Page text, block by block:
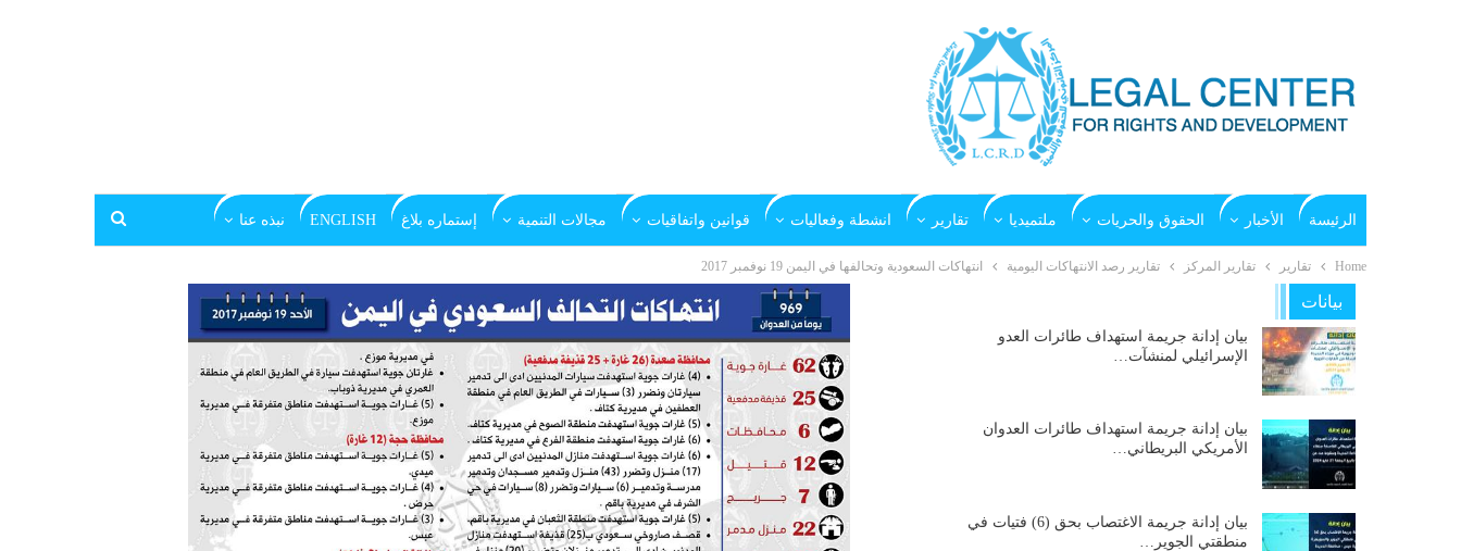
الرئيسة الأخبار الحقوق والحريات ملتميديا تقارير انشطة وفعاليات قوانين واتفاقيات مجالات التنمية إستماره بلاغ ENGLISH نبذه عنا
Home تقارير تقارير المركز تقارير رصد الانتهاكات اليومية انتهاكات السعودية وتحالفها في اليمن 19 نوفمبر 2017
بيانات
بيان إدانة جريمة استهداف طائرات العدو
الإسرائيلي لمنشآت…
بيان إدانة جريمة استهداف طائرات العدوان
الأمريكي البريطاني…
بيان إدانة جريمة الاغتصاب بحق (6) فتيات في
منطقتي الجوير…